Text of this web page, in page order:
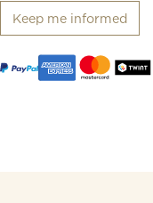
Keep me informed